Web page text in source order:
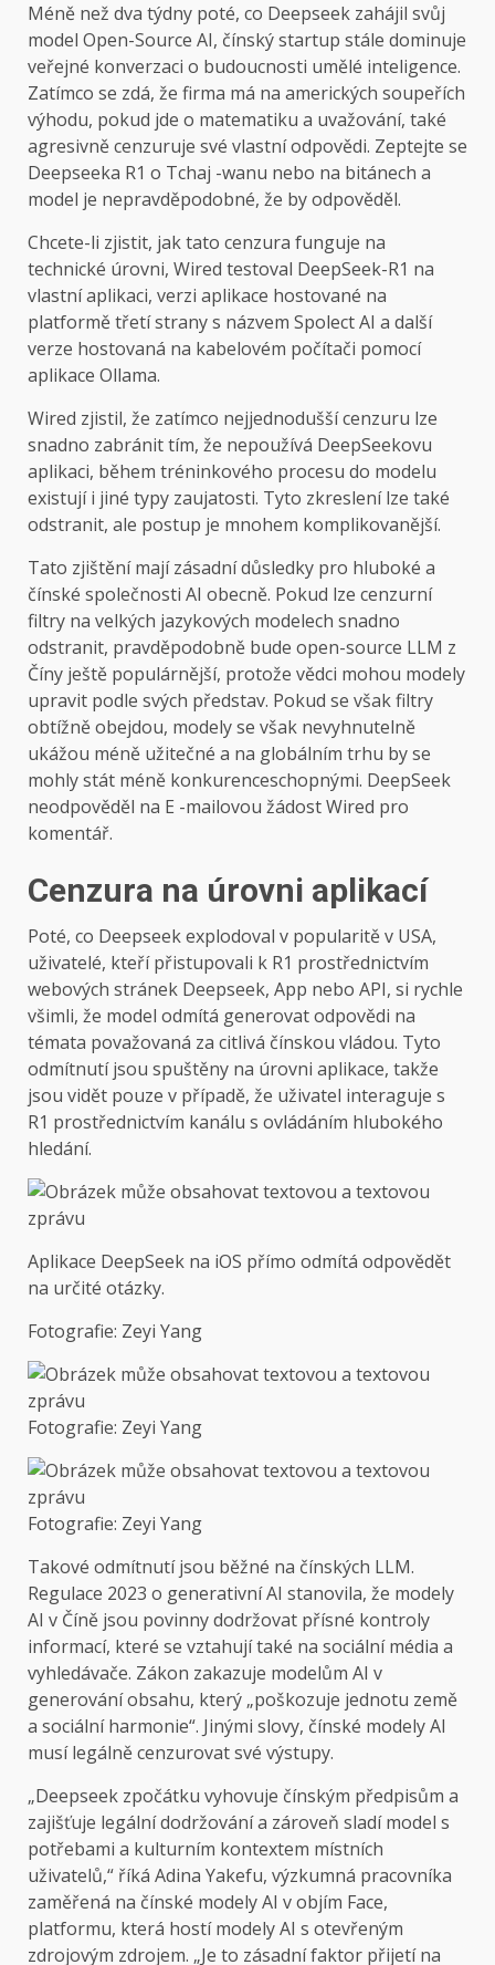
Méně než dva týdny poté, co Deepseek zahájil svůj
model Open-Source AI, čínský startup stále dominuje
veřejné konverzaci o budoucnosti umělé inteligence.
Zatímco se zdá, že firma má na amerických soupeřích
výhodu, pokud jde o matematiku a uvažování, také
agresivně cenzuruje své vlastní odpovědi. Zeptejte se
Deepseeka R1 o Tchaj -wanu nebo na bitánech a
model je nepravděpodobné, že by odpověděl.
Chcete-li zjistit, jak tato cenzura funguje na
technické úrovni, Wired testoval DeepSeek-R1 na
vlastní aplikaci, verzi aplikace hostované na
platformě třetí strany s názvem Spolect AI a další
verze hostovaná na kabelovém počítači pomocí
aplikace Ollama.
Wired zjistil, že zatímco nejjednodušší cenzuru lze
snadno zabránit tím, že nepoužívá DeepSeekovu
aplikaci, během tréninkového procesu do modelu
existují i ​​jiné typy zaujatosti. Tyto zkreslení lze také
odstranit, ale postup je mnohem komplikovanější.
Tato zjištění mají zásadní důsledky pro hluboké a
čínské společnosti AI obecně. Pokud lze cenzurní
filtry na velkých jazykových modelech snadno
odstranit, pravděpodobně bude open-source LLM z
Číny ještě populárnější, protože vědci mohou modely
upravit podle svých představ. Pokud se však filtry
obtížně obejdou, modely se však nevyhnutelně
ukážou méně užitečné a na globálním trhu by se
mohly stát méně konkurenceschopnými. DeepSeek
neodpověděl na E -mailovou žádost Wired pro
komentář.
Cenzura na úrovni aplikací
Poté, co Deepseek explodoval v popularitě v USA,
uživatelé, kteří přistupovali k R1 prostřednictvím
webových stránek Deepseek, App nebo API, si rychle
všimli, že model odmítá generovat odpovědi na
témata považovaná za citlivá čínskou vládou. Tyto
odmítnutí jsou spuštěny na úrovni aplikace, takže
jsou vidět pouze v případě, že uživatel interaguje s
R1 prostřednictvím kanálu s ovládáním hlubokého
hledání.
Aplikace DeepSeek na iOS přímo odmítá odpovědět
na určité otázky.
Fotografie: Zeyi Yang
Fotografie: Zeyi Yang
Fotografie: Zeyi Yang
Takové odmítnutí jsou běžné na čínských LLM.
Regulace 2023 o generativní AI stanovila, že modely
AI v Číně jsou povinny dodržovat přísné kontroly
informací, které se vztahují také na sociální média a
vyhledávače. Zákon zakazuje modelům AI v
generování obsahu, který „poškozuje jednotu země
a sociální harmonie“. Jinými slovy, čínské modely AI
musí legálně cenzurovat své výstupy.
„Deepseek zpočátku vyhovuje čínským předpisům a
zajišťuje legální dodržování a zároveň sladí model s
potřebami a kulturním kontextem místních
uživatelů,“ říká Adina Yakefu, výzkumná pracovníka
zaměřená na čínské modely AI v objím Face,
platformu, která hostí modely AI s otevřeným
zdrojovým zdrojem. „Je to zásadní faktor přijetí na